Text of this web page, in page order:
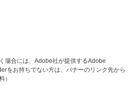
場合には、Adobe社が提供するAdobe
をお持ちでない方は、バナーのリンク先から
）